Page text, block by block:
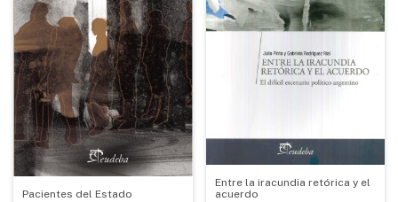
Pacientes del Estado
Entre la iracundia retórica y el
acuerdo